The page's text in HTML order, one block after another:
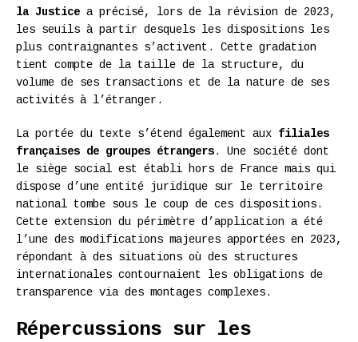
la Justice a précisé, lors de la révision de 2023,
les seuils à partir desquels les dispositions les
plus contraignantes s’activent. Cette gradation
tient compte de la taille de la structure, du
volume de ses transactions et de la nature de ses
activités à l’étranger.
La portée du texte s’étend également aux filiales
françaises de groupes étrangers. Une société dont
le siège social est établi hors de France mais qui
dispose d’une entité juridique sur le territoire
national tombe sous le coup de ces dispositions.
Cette extension du périmètre d’application a été
l’une des modifications majeures apportées en 2023,
répondant à des situations où des structures
internationales contournaient les obligations de
transparence via des montages complexes.
Répercussions sur les